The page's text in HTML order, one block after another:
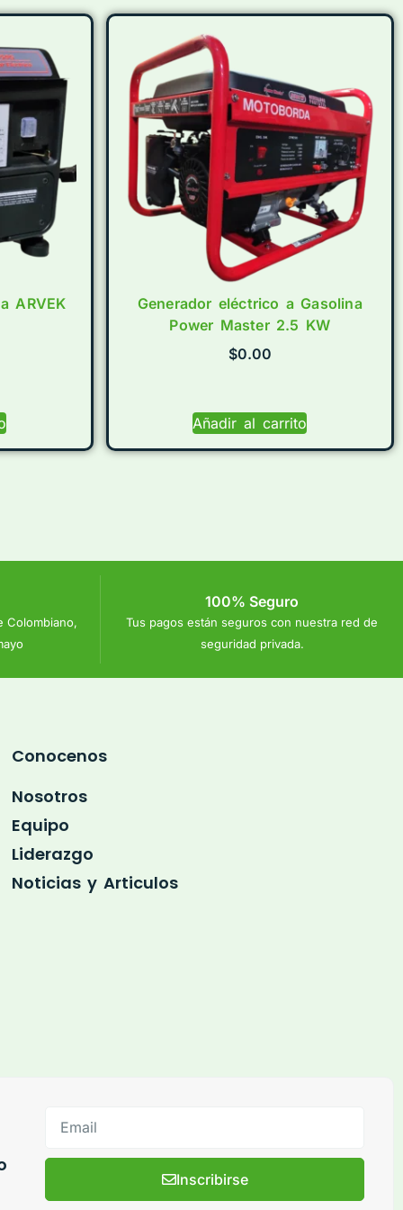
ARVEK
Generador eléctrico a Gasolina
Power Master 2.5 KW
$0.00
Añadir al carrito
Colombiano,
100% Seguro
Tus pagos están seguros con nuestra red de
seguridad privada.
Conocenos
Nosotros
Equipo
Liderazgo
Noticias y Articulos
Inscribirse